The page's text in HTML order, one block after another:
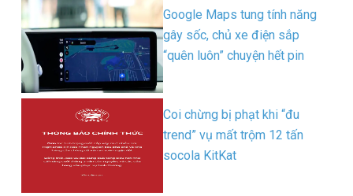
Google Maps tung tính năng
gây sốc, chủ xe điện sắp
“quên luôn” chuyện hết pin
Coi chừng bị phạt khi “đu
trend” vụ mất trộm 12 tấn
socola KitKat